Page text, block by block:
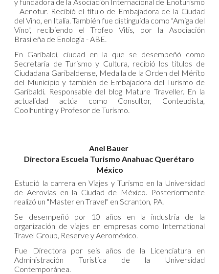
- Aenotur. Recibió el título de Embajadora de la Ciudad
del Vino, en Italia. También fue distinguida como "Amiga del
Vino", recibiendo el Trofeo Vitis, por la Asociación
Brasileña de Enología - ABE.
En Garibaldi, ciudad en la que se desempeñó como
Secretaria de Turismo y Cultura, recibió los títulos de
Ciudadana Garibaldense, Medalla de la Orden del Mérito
del Municipio y también de Embajadora del Turismo de
Garibaldi. Responsable del blog Mature Traveller. En la
actualidad actúa como Consultor, Conteudista,
Coolhunting y Profesor de Turismo.
Anel Bauer
Directora Escuela Turismo Anahuac Querétaro
México
Estudió la carrera en Viajes y Turismo en la Universidad
de Aerovías en la Ciudad de México. Posteriormente
realizó un "Master en Travel" en Scranton, PA.
Se desempeñó por 10 años en la industria de la
organización de viajes en empresas como International
Travel Group, Reserve y Aeroméxico.
Fue Directora por seis años de la Licenciatura en
Administración Turística de la Universidad
Contemporánea.